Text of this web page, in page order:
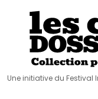
Une initiative du Festival